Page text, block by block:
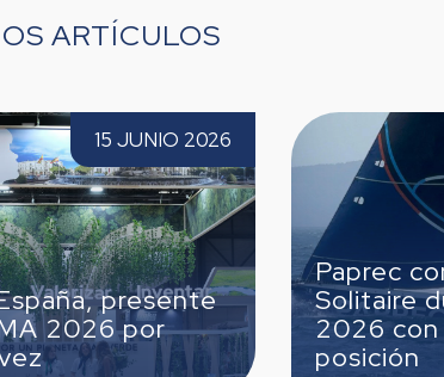
ARTÍCULOS
Paprec concluye la Solitaire du Figaro
Paprec 2026 con una sólida 6.ª posición
5 JUNIO 2026
Paprec concluye la
Solitaire du Figaro Paprec
2026 con una sólida 6.ª
posición